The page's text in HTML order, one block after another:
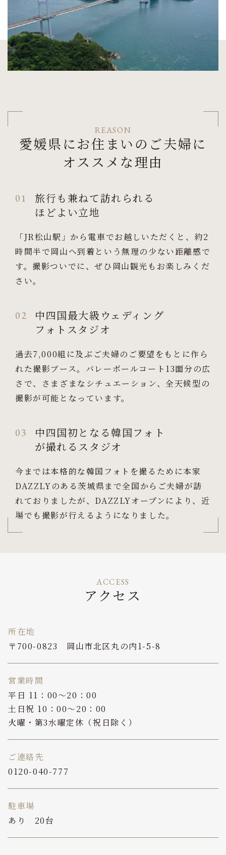
REASON
愛媛県にお住まいのご夫婦に
オススメな理由
01
旅行も兼ねて訪れられる
ほどよい立地
「JR松山駅」から電車でお越しいただくと、約2
時間半で岡山へ到着という無理の少ない距離感で
す。撮影ついでに、ぜひ岡山観光もお楽しみくだ
さい。
02
中四国最大級ウェディング
フォトスタジオ
過去7,000組に及ぶご夫婦のご要望をもとに作ら
れた撮影ブース。バレーボールコート13面分の広
さで、さまざまなシチュエーション、全天候型の
撮影が可能となっています。
03
中四国初となる韓国フォト
が撮れるスタジオ
今までは本格的な韓国フォトを撮るために本家
DAZZLYのある茨城県まで全国からご夫婦が訪
れておりましたが、DAZZLYオープンにより、近
場でも撮影が行えるようになりました。
ACCESS
アクセス
所在地
〒700-0823 岡山市北区丸の内1-5-8
営業時間
平日 11：00～20：00
土日祝 10：00～20：00
火曜・第3水曜定休（祝日除く）
ご連絡先
0120-040-777
駐車場
あり 20台